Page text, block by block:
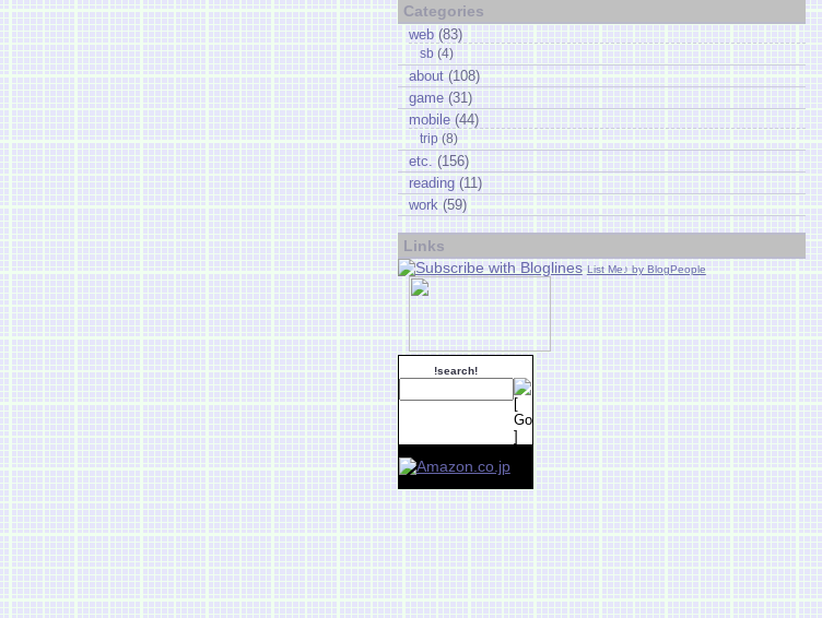
Categories
web(83)
sb(4)
about(108)
game(31)
mobile(44)
trip(8)
etc.(156)
reading(11)
work(59)
Links
List Me♪ by BlogPeople
!search!